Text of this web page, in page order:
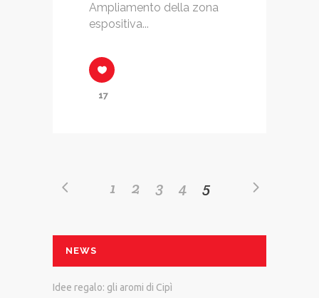
Ampliamento della zona
espositiva...
17
1 2 3 4 5
NEWS
Idee regalo: gli aromi di Cipì